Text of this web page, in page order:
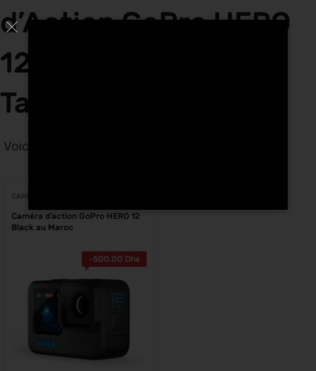
d’Action GoPro HERO
12 Black Plongée à
Tanger
Voici le seul résultat
CAMÉRAS D'ACTION
Caméra d’action GoPro HERO 12
Black au Maroc
-500.00 Dhs